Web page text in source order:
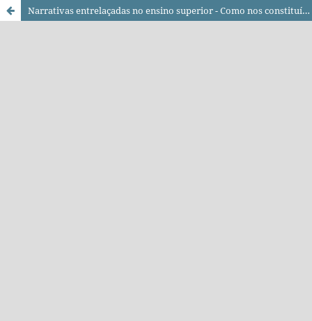
Narrativas entrelaçadas no ensino superior - Como nos constituímos enquanto comunidade e produzimos colaborativamente conhecimento emancipatório sobre investigação baseada em artes?